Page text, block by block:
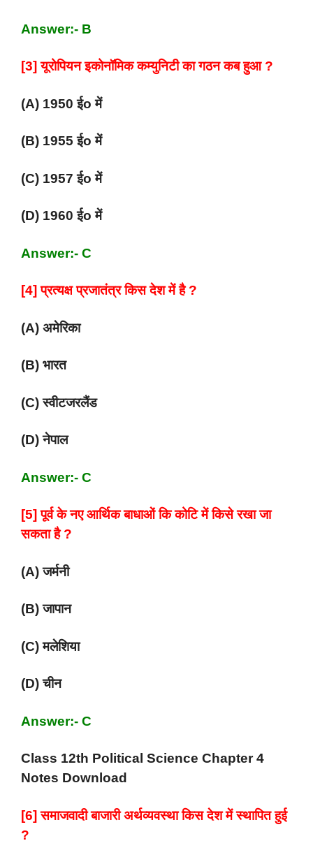
Answer:- B
[3] यूरोपियन इकोनॉमिक कम्युनिटी का गठन कब हुआ ?
(A) 1950 ईo में
(B) 1955 ईo में
(C) 1957 ईo में
(D) 1960 ईo में
Answer:- C
[4] प्रत्यक्ष प्रजातंत्र किस देश में है ?
(A) अमेरिका
(B) भारत
(C) स्वीटजरलैंड
(D) नेपाल
Answer:- C
[5] पूर्व के नए आर्थिक बाधाओं कि कोटि में किसे रखा जा
सकता है ?
(A) जर्मनी
(B) जापान
(C) मलेशिया
(D) चीन
Answer:- C
Class 12th Political Science Chapter 4
Notes Download
[6] समाजवादी बाजारी अर्थव्यवस्था किस देश में स्थापित हुई
?